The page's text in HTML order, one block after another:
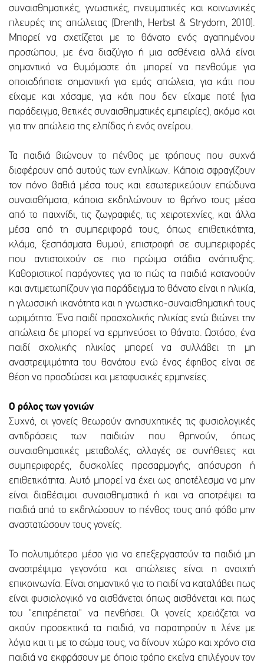
συναισθηματικές, γνωστικές, πνευματικές και κοινωνικές
πλευρές της απώλειας (Drenth, Herbst & Strydom, 2010).
Μπορεί να σχετίζεται με το θάνατο ενός αγαπημένου
προσώπου, με ένα διαζύγιο ή μια ασθένεια αλλά είναι
σημαντικό να θυμόμαστε ότι μπορεί να πενθούμε για
οποιαδήποτε σημαντική για εμάς απώλεια, για κάτι που
είχαμε και χάσαμε, για κάτι που δεν είχαμε ποτέ (για
παράδειγμα, θετικές συναισθηματικές εμπειρίες), ακόμα και
για την απώλεια της ελπίδας ή ενός ονείρου.
Τα παιδιά βιώνουν το πένθος με τρόπους που συχνά
διαφέρουν από αυτούς των ενηλίκων. Κάποια σφραγίζουν
τον πόνο βαθιά μέσα τους και εσωτερικεύουν επώδυνα
συναισθήματα, κάποια εκδηλώνουν το θρήνο τους μέσα
από το παιχνίδι, τις ζωγραφιές, τις χειροτεχνίες, και άλλα
μέσα από τη συμπεριφορά τους, όπως επιθετικότητα,
κλάμα, ξεσπάσματα θυμού, επιστροφή σε συμπεριφορές
που αντιστοιχούν σε πιο πρώιμα στάδια ανάπτυξης.
Καθοριστικοί παράγοντες για το πώς τα παιδιά κατανοούν
και αντιμετωπίζουν για παράδειγμα το θάνατο είναι η ηλικία,
η γλωσσική ικανότητα και η γνωστικο-συναισθηματική τους
ωριμότητα. Ένα παιδί προσχολικής ηλικίας ενώ βιώνει την
απώλεια δε μπορεί να ερμηνεύσει το θάνατο. Ωστόσο, ένα
παιδί σχολικής ηλικίας μπορεί να συλλάβει τη μη
αναστρεψιμότητα του θανάτου ενώ ένας έφηβος είναι σε
θέση να προσδώσει και μεταφυσικές ερμηνείες.
Ο ρόλος των γονιών
Συχνά, οι γονείς θεωρούν ανησυχητικές τις φυσιολογικές
αντιδράσεις των παιδιών που θρηνούν, όπως
συναισθηματικές μεταβολές, αλλαγές σε συνήθειες και
συμπεριφορές, δυσκολίες προσαρμογής, απόσυρση ή
επιθετικότητα. Αυτό μπορεί να έχει ως αποτέλεσμα να μην
είναι διαθέσιμοι συναισθηματικά ή και να αποτρέψει τα
παιδιά από το εκδηλώσουν το πένθος τους από φόβο μην
αναστατώσουν τους γονείς.
Το πολυτιμότερο μέσο για να επεξεργαστούν τα παιδιά μη
αναστρέψιμα γεγονότα και απώλειες είναι η ανοιχτή
επικοινωνία. Είναι σημαντικό για το παιδί να καταλάβει πως
είναι φυσιολογικό να αισθάνεται όπως αισθάνεται και πως
του "επιτρέπεται" να πενθήσει. Οι γονείς χρειάζεται να
ακούν προσεκτικά τα παιδιά, να παρατηρούν τι λένε με
λόγια και τι με το σώμα τους, να δίνουν χώρο και χρόνο στα
παιδιά να εκφράσουν με όποιο τρόπο εκείνα επιλέγουν τον